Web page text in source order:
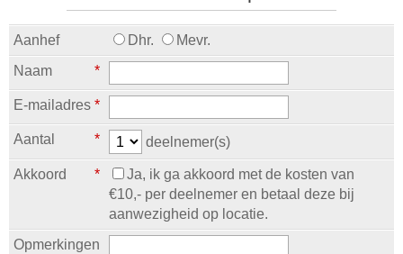
Aanhef Dhr.
Mevr.
Naam
*
E-mailadres *
Aantal * deelnemer(s)
Akkoord *
Ja, ik ga akkoord met de kosten van
€10,- per deelnemer en betaal deze bij
aanwezigheid op locatie.
Opmerkingen